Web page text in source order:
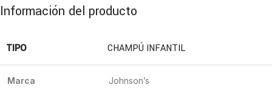
Información del producto
TIPO CHAMPÚ INFANTIL
Marca Johnson’s